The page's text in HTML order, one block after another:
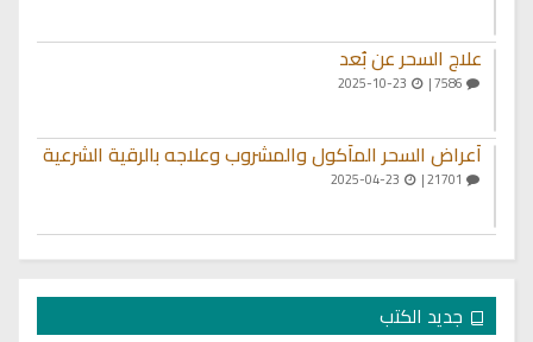
علاج السحر عن بُعد
أعراض السحر المأكول والمشروب وعلاجه بالرقية الشرعية
جديد الكتب